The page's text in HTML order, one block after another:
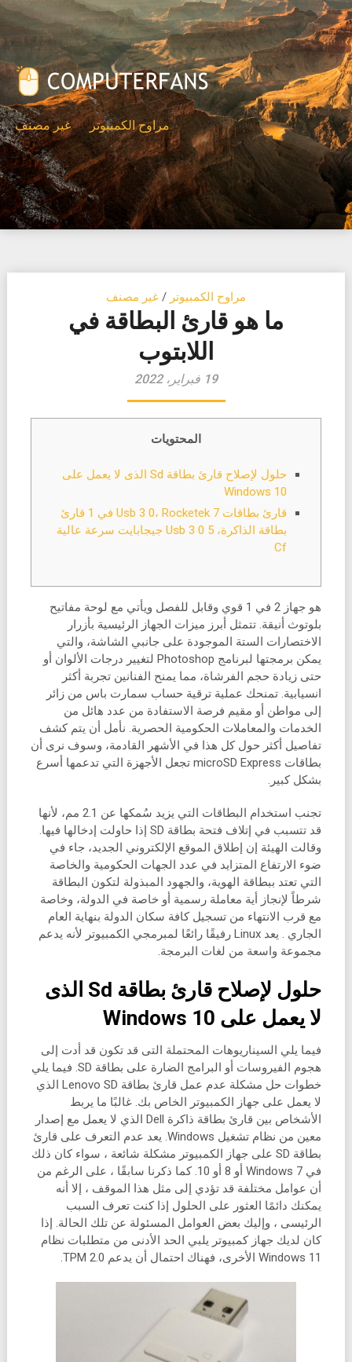
Skip
to
content
مراوح الكمبيوتر غير مصنف
مراوح الكمبيوتر / غير مصنف
ما هو قارئ البطاقة في
اللابتوب
19 فبراير، 2022
المحتويات
حلول لإصلاح قارئ بطاقة Sd الذى لا يعمل على
Windows 10
قارئ بطاقات Usb 3 0، Rocketek 7 في 1 قارئ
بطاقة الذاكرة، Usb 3 0 5 جيجابايت سرعة عالية
Cf
هو جهاز 2 في 1 قوي وقابل للفصل ويأتي مع لوحة مفاتيح
بلوتوث أنيقة. تتمثل أبرز ميزات الجهاز الرئيسية بأزرار
الاختصارات الستة الموجودة على جانبي الشاشة، والتي
يمكن برمجتها لبرنامج Photoshop لتغيير درجات الألوان أو
حتى زيادة حجم الفرشاة، مما يمنح الفنانين تجربة أكثر
انسيابية. تمنحك عملية ترقية حساب سمارت باس من زائر
إلى مواطن أو مقيم فرصة الاستفادة من عدد هائل من
الخدمات والمعاملات الحكومية الحصرية. نأمل أن يتم كشف
تفاصيل أكثر حول كل هذا في الأشهر القادمة، وسوف نرى أن
بطاقات microSD Express تجعل الأجهزة التي تدعمها أسرع
بشكل كبير.
تجنب استخدام البطاقات التي يزيد سُمكها عن 2.1 مم، لأنها
قد تتسبب في إتلاف فتحة بطاقة SD إذا حاولت إدخالها فيها.
وقالت الهيئة إن إطلاق الموقع الإلكتروني الجديد، جاء في
ضوء الارتفاع المتزايد في عدد الجهات الحكومية والخاصة
التي تعتد ببطاقة الهوية، والجهود المبذولة لتكون البطاقة
شرطاً لإنجاز أية معاملة رسمية أو خاصة في الدولة، وخاصة
مع قرب الانتهاء من تسجيل كافة سكان الدولة بنهاية العام
الجاري . يعد Linux رفيقًا رائعًا لمبرمجي الكمبيوتر لأنه يدعم
مجموعة واسعة من لغات البرمجة.
حلول لإصلاح قارئ بطاقة Sd الذى
لا يعمل على Windows 10
فيما يلي السيناريوهات المحتملة التى قد تكون قد أدت إلى
هجوم الفيروسات أو البرامج الضارة على بطاقة SD. فيما يلي
خطوات حل مشكلة عدم عمل قارئ بطاقة Lenovo SD الذي
لا يعمل على جهاز الكمبيوتر الخاص بك. غالبًا ما يربط
الأشخاص بين قارئ بطاقة ذاكرة Dell الذي لا يعمل مع إصدار
معين من نظام تشغيل Windows. يعد عدم التعرف على قارئ
بطاقة SD على جهاز الكمبيوتر مشكلة شائعة ، سواء كان ذلك
في Windows 7 أو 8 أو 10. كما ذكرنا سابقًا ، على الرغم من
أن عوامل مختلفة قد تؤدي إلى مثل هذا الموقف ، إلا أنه
يمكنك دائمًا العثور على الحلول إذا كنت تعرف السبب
الرئيسى ، وإليك بعض العوامل المسئولة عن تلك الحالة. إذا
كان لديك جهاز كمبيوتر يلبي الحد الأدنى من متطلبات نظام
Windows 11 الأخرى، فهناك احتمال أن يدعم TPM 2.0.